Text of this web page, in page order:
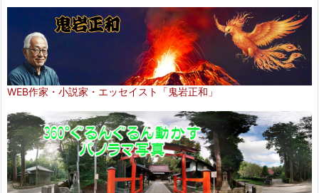
WEB作家・小説家・エッセイスト「鬼岩正和」